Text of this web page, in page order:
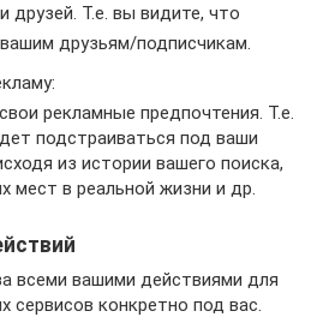
друзей. Т.е. вы видите, что
друзьям/подписчикам.
рекламные предпочтения. Т.е.
подстраиваться под ваши
из истории вашего поиска,
мест в реальной жизни и др.
всеми вашими действиями для
сервисов конкретно под вас.